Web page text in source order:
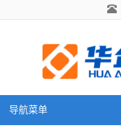
导航菜单